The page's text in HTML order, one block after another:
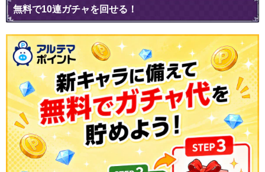
無料で10連ガチャを回せる！